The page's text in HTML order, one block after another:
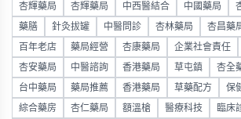
杏輝藥局 杏輝藥局 中西醫結合 中國藥局
藥膳 針灸拔罐 中醫問診 杏林藥局 杏昌藥
百年老店 藥局經營 杏康藥局 企業社會責任
杏安藥局 中醫諮詢 香港藥局 草屯鎮 杏全
台中藥局 藥局推薦 香港藥局 草藥配方 保
綜合藥房 杏仁藥局 額溫槍 醫療科技 臨床